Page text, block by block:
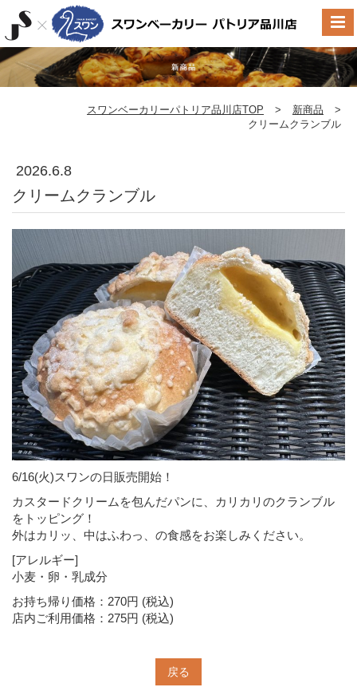
スワンベーカリーパトリア品川店TOP > 新商品
>
クリームクランブル
2026.6.8
クリームクランブル
6/16(火)スワンの日販売開始！
カスタードクリームを包んだパンに、カリカリのクランブル
をトッピング！
外はカリッ、中はふわっ、の食感をお楽しみください。
[アレルギー]
小麦・卵・乳成分
お持ち帰り価格：270円 (税込)
店内ご利用価格：275円 (税込)
戻る